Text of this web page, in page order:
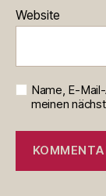
Website
Name, E-
meinen